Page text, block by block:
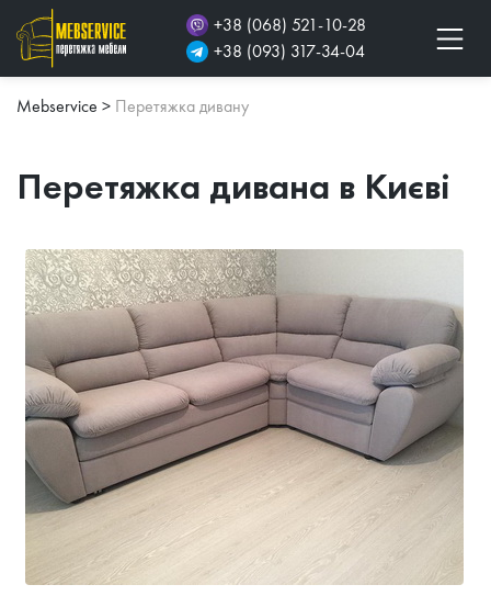
+38 (068) 521-10-28
+38 (093) 317-34-04
Mebservice > Перетяжка дивану
Перетяжка дивана в Києві